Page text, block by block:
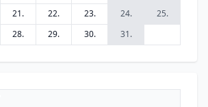
21. 22. 23. 24.
25.
28. 29. 30. 31.